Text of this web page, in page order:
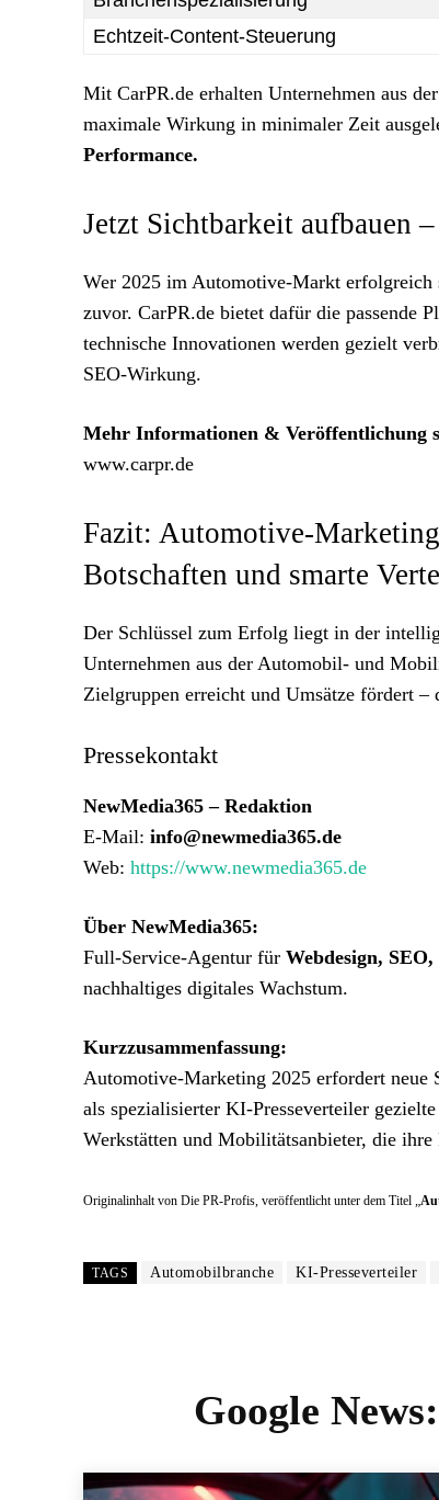
Echtzeit-Content-Steuerung
Mit CarPR.de erhalten Unternehmen aus
maximale Wirkung in minimaler Zeit
Performance.
Jetzt Sichtbarkeit aufbauen
Wer 2025 im Automotive-Markt
zuvor. CarPR.de bietet dafür die passende
technische Innovationen werden gezielt
SEO-Wirkung.
Mehr Informationen & Veröffentlichung
www.carpr.de
Fazit: Automotive-
Botschaften und smarte
Der Schlüssel zum Erfolg liegt in der
Unternehmen aus der Automobil- und
Zielgruppen erreicht und Umsätze fördert
Pressekontakt
NewMedia365 – Redaktion
E-Mail: info@newmedia365.de
Web: https://www.newmedia365.de
Über NewMedia365:
Full-Service-Agentur für Webdesign,
nachhaltiges digitales Wachstum.
Kurzzusammenfassung:
Automotive-Marketing 2025 erfordert neue
als spezialisierter KI-Presseverteiler
Werkstätten und Mobilitätsanbieter, die
Originalinhalt von Die PR-Profis, veröffentlicht unter dem Titel „
TAGS Automobilbranche KI-Presseverteiler
Google News: